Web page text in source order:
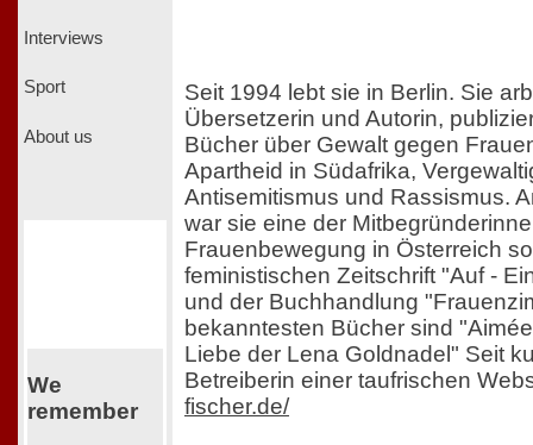
Interviews
Sport
About us
We
remember
Seit 1994 lebt sie in Berlin. Sie
Übersetzerin und Autorin,
Bücher über Gewalt gegen
Apartheid in Südafrika,
Antisemitismus und Rassismus.
war sie eine der
Frauenbewegung in Österreich
feministischen Zeitschrift "Auf -
und der Buchhandlung
bekanntesten Bücher sind
Liebe der Lena Goldnadel" Seit
Betreiberin einer taufrischen
fischer.de/